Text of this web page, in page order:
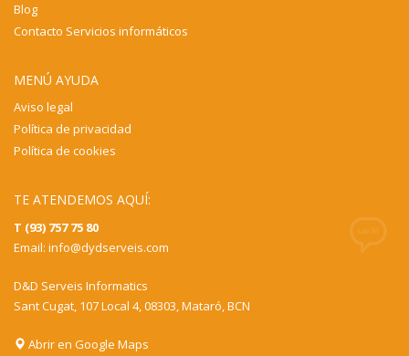
Blog
Contacto Servicios informáticos
MENÚ AYUDA
Aviso legal
Política de privacidad
Política de cookies
TE ATENDEMOS AQUÍ:
T (93) 757 75 80
Email: info@dydserveis.com
D&D Serveis Informatics
Sant Cugat, 107 Local 4, 08303, Mataró, BCN
Abrir en Google Maps